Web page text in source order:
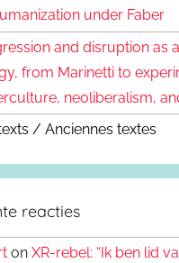
under Faber
and disruption as
from Marinetti to
neoliberalism,
/ Anciennes textes
reacties
on XR-rebel: “Ik ben lid